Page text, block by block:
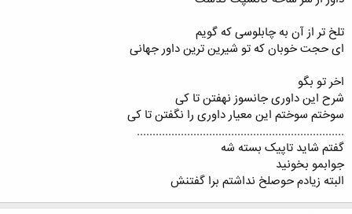
تلخ تر از آن به چابلوسی که گویم
ای حجت خوبان که تو شیرین ترین داور جهانی
اخر تو بگو
شرح این داوری جانسوز نهفتن تا کی
سوختم سوختم این معیار داوری را نگفتن تا کی
..................................................................
گفتم شاید تاپیک بسته شه
جوابمو بخونید
البته زیادم حوصلخ نداشتم برا گفتنش